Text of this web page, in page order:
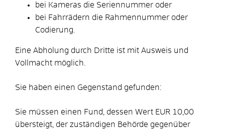
bei Kameras die Seriennummer oder
bei Fahrrädern die Rahmennummer oder
Codierung.
Eine Abholung durch Dritte ist mit Ausweis und
Vollmacht möglich.
Sie haben einen Gegenstand gefunden:
Sie müssen einen Fund, dessen Wert EUR 10,00
übersteigt, der zuständigen Behörde gegenüber